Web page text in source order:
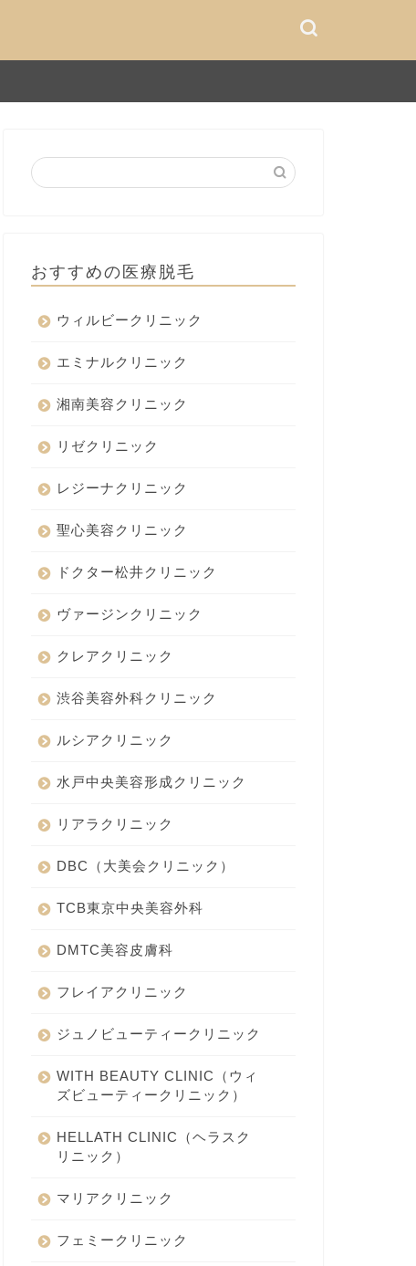
おすすめの医療脱毛
ウィルビークリニック
エミナルクリニック
湘南美容クリニック
リゼクリニック
レジーナクリニック
聖心美容クリニック
ドクター松井クリニック
ヴァージンクリニック
クレアクリニック
渋谷美容外科クリニック
ルシアクリニック
水戸中央美容形成クリニック
リアラクリニック
DBC（大美会クリニック）
TCB東京中央美容外科
DMTC美容皮膚科
フレイアクリニック
ジュノビューティークリニック
WITH BEAUTY CLINIC（ウィ
ズビューティークリニック）
HELLATH CLINIC（ヘラスク
リニック）
マリアクリニック
フェミークリニック